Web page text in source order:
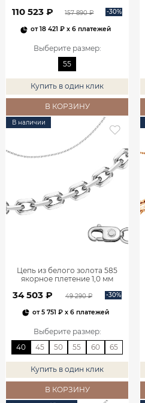
110 523 ₽ 157 890 ₽ -30%
от18 421 ₽ x 6 платежей
Выберите размер:
55
Купить в один клик
В КОРЗИНУ
В наличии
Цепь из белого золота 585
якорное плетение 1,0 мм
34 503 ₽ 49 290 ₽ -30%
от5 751 ₽ x 6 платежей
Выберите размер:
40
45 50 55 60 65
Купить в один клик
В КОРЗИНУ